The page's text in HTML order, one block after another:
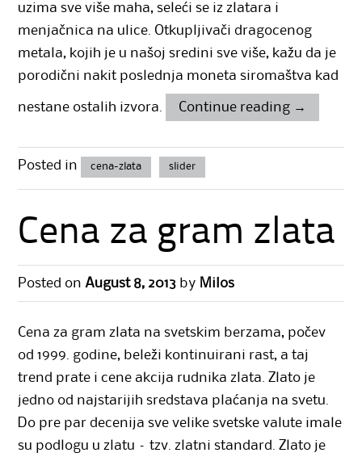
uzima sve više maha, seleći se iz zlatara i
menjačnica na ulice. Otkupljivači dragocenog
metala, kojih je u našoj sredini sve više, kažu da je
porodični nakit poslednja moneta siromaštva kad
nestane ostalih izvora. Continue reading →
Posted in cena-zlata slider
Cena za gram zlata
Posted onAugust 8, 2013 by Milos
Cena za gram zlata na svetskim berzama, počev
od 1999. godine, beleži kontinuirani rast, a taj
trend prate i cene akcija rudnika zlata. Zlato je
jedno od najstarijih sredstava plaćanja na svetu.
Do pre par decenija sve velike svetske valute imale
su podlogu u zlatu – tzv. zlatni standard. Zlato je